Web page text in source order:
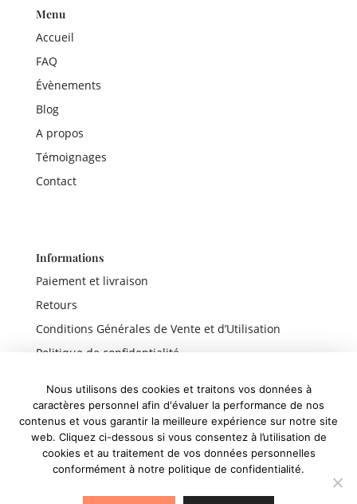
Menu
Accueil
FAQ
Évènements
Blog
A propos
Témoignages
Contact
Informations
Paiement et livraison
Retours
Conditions Générales de Vente et d’Utilisation
Politique de confidentialité
Liens rapides
Boutique
Nous utilisons des cookies et traitons vos données à
caractères personnel afin d'évaluer la performance de nos
contenus et vous garantir la meilleure expérience sur notre site
web. Cliquez ci-dessous si vous consentez à l’utilisation de
cookies et au traitement de vos données personnelles
conformément à notre politique de confidentialité.